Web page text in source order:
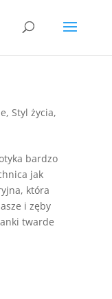
, Styl życia,
bardzo
jak
która
i zęby
twarde